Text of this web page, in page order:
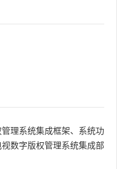
理系统集成框架、系统功
数字版权管理系统集成部